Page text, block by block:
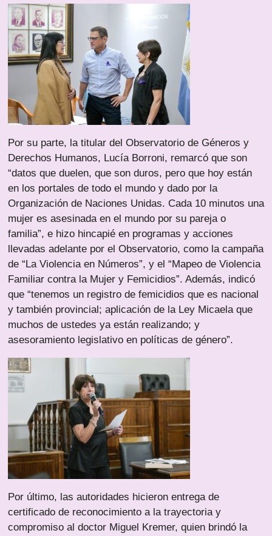
Por su parte, la titular del Observatorio de Géneros y
Derechos Humanos, Lucía Borroni, remarcó que son
“datos que duelen, que son duros, pero que hoy están
en los portales de todo el mundo y dado por la
Organización de Naciones Unidas. Cada 10 minutos una
mujer es asesinada en el mundo por su pareja o
familia”, e hizo hincapié en programas y acciones
llevadas adelante por el Observatorio, como la campaña
de “La Violencia en Números”, y el “Mapeo de Violencia
Familiar contra la Mujer y Femicidios”. Además, indicó
que “tenemos un registro de femicidios que es nacional
y también provincial; aplicación de la Ley Micaela que
muchos de ustedes ya están realizando; y
asesoramiento legislativo en políticas de género”.
Por último, las autoridades hicieron entrega de
certificado de reconocimiento a la trayectoria y
compromiso al doctor Miguel Kremer, quien brindó la